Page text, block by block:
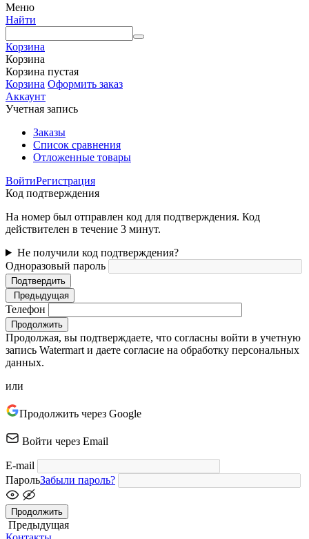
Меню
Найти
Корзина
Корзина
Корзина пустая
Корзина Оформить заказ
Аккаунт
Учетная запись
Заказы
Список сравнения
Отложенные товары
ВойтиРегистрация
Код подтверждения
На номер был отправлен код для подтверждения. Код
действителен в течение 3 минут.
Не получили код подтверждения?
Одноразовый пароль
Подтвердить
Предыдущая
Телефон
Продолжить
Продолжая, вы подтверждаете, что согласны войти в учетную
запись Watermart и даете согласие на обработку персональных
данных.
или
Продолжить через Google
Войти через Email
E-mail
ПарольЗабыли пароль?
Продолжить
Предыдущая